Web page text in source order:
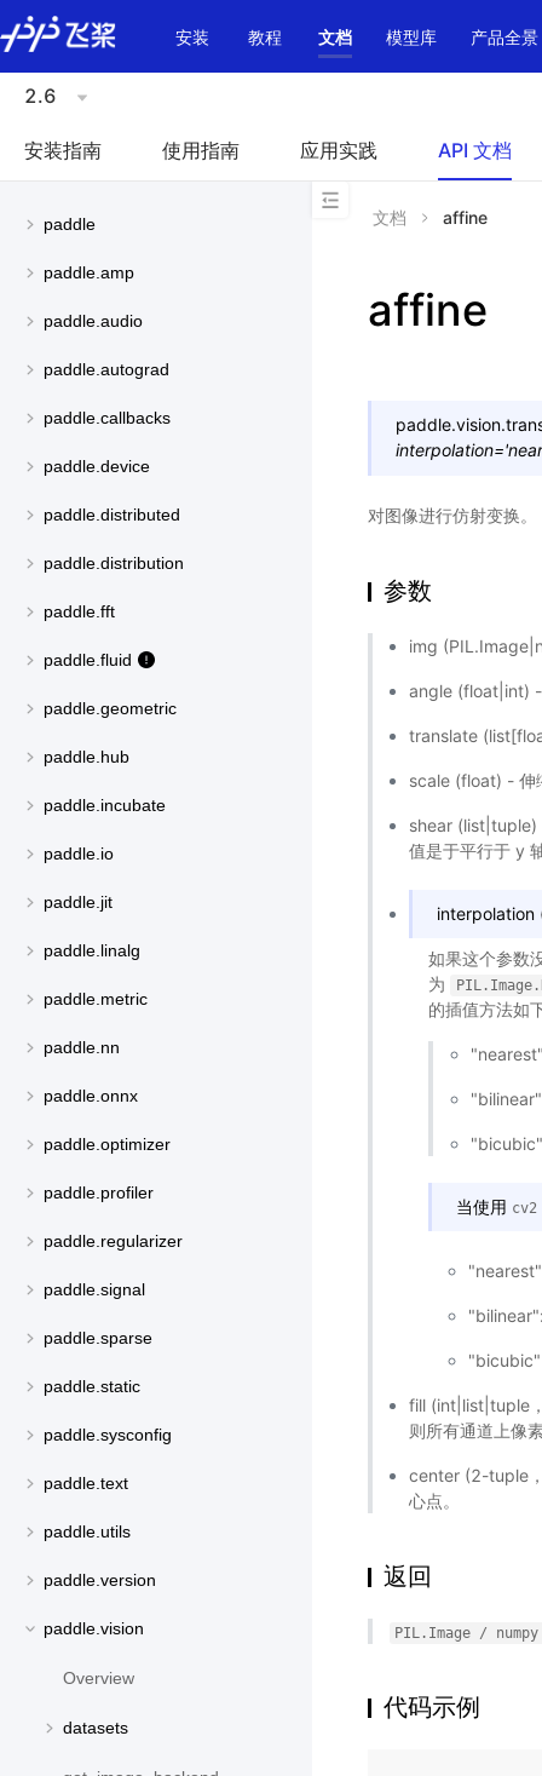
\u200E
安装
教程 文档 模型库 产品全景
2.6
安装指南 使用指南 应用实践 API 文档
paddle
paddle.amp
paddle.audio
paddle.autograd
paddle.callbacks
paddle.device
paddle.distributed
paddle.distribution
paddle.fft
paddle.fluid
paddle.geometric
paddle.hub
paddle.incubate
paddle.io
paddle.jit
paddle.linalg
paddle.metric
paddle.nn
paddle.onnx
paddle.optimizer
paddle.profiler
paddle.regularizer
paddle.signal
paddle.sparse
paddle.static
paddle.sysconfig
paddle.text
paddle.utils
paddle.version
paddle.vision
Overview
datasets
文档 affine
affine
interpolation=
对图像进行仿射变换。
参数
img
angle (float|int) -
translate
scale (float) - 伸
shear (list|tuple)
值是于平行于 y
interpolation
如果这个参数
为
的插值方法如
当使用 cv2
fill (int|list|tuple
则所有通道上像
center (2-tuple
心点。
返回
PIL.Image / numpy
代码示例